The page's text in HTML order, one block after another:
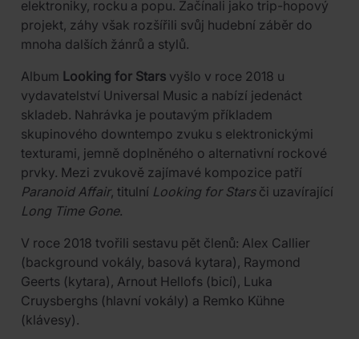
elektroniky, rocku a popu. Začínali jako trip-hopový
projekt, záhy však rozšířili svůj hudební záběr do
mnoha dalších žánrů a stylů.
Album Looking for Stars vyšlo v roce 2018 u
vydavatelství Universal Music a nabízí jedenáct
skladeb. Nahrávka je poutavým příkladem
skupinového downtempo zvuku s elektronickými
texturami, jemně doplněného o alternativní rockové
prvky. Mezi zvukově zajímavé kompozice patří
Paranoid Affair, titulní Looking for Starsči uzavírající
Long Time Gone.
V roce 2018 tvořili sestavu pět členů: Alex Callier
(background vokály, basová kytara), Raymond
Geerts (kytara), Arnout Hellofs (bicí), Luka
Cruysberghs (hlavní vokály) a Remko Kühne
(klávesy).